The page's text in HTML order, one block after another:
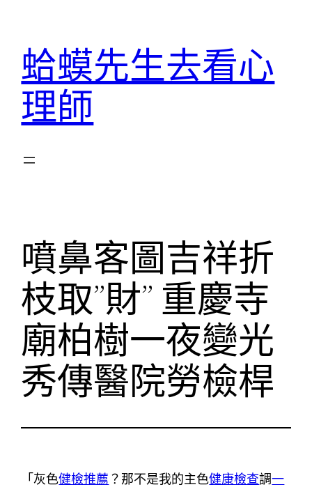
蛤蟆先生去看心
理師
噴鼻客圖吉祥折
枝取”財” 重慶寺
廟柏樹一夜變光
秀傳醫院勞檢桿
「灰色健檢推薦 ？那不是我的主色健康檢查調一